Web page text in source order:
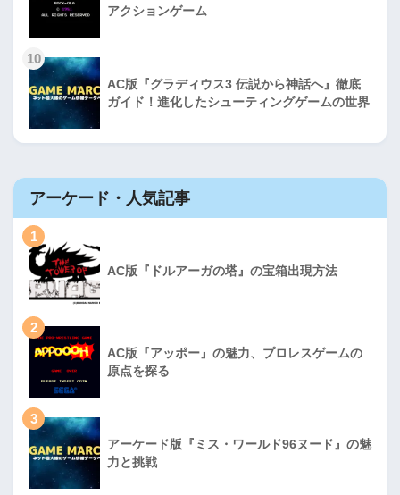
アクションゲーム
10
AC版『グラディウス3 伝説から神話へ』徹底
ガイド！進化したシューティングゲームの世界
アーケード・人気記事
1
AC版『ドルアーガの塔』の宝箱出現方法
2
AC版『アッポー』の魅力、プロレスゲームの
原点を探る
3
アーケード版『ミス・ワールド96ヌード』の魅
力と挑戦